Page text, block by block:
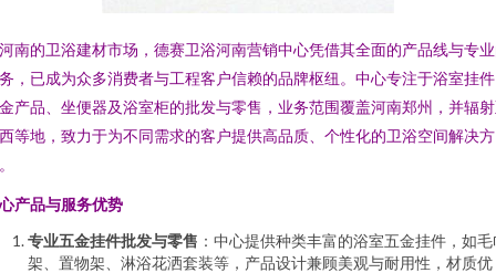
南的卫浴建材市场，德赛卫浴河南营销中心凭借其全面的产品线与专
，已成为众多消费者与工程客户信赖的品牌枢纽。中心专注于浴室挂
产品、坐便器及浴室柜的批发与零售，业务范围覆盖河南郑州，并辐
等地，致力于为不同需求的客户提供高品质、个性化的卫浴空间解决方
产品与服务优势
专业五金挂件批发与零售 ：中心提供种类丰富的浴室五金挂件，如
架、置物架、淋浴花洒套装等，产品设计兼顾美观与耐用性，材质优